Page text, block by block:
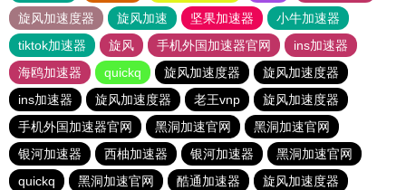
旋风加速度器
旋风加速 坚果加速器
小牛加速器
tiktok加速器
旋风 手机外国加速器官网
ins加速器
海鸥加速器
quickq 旋风加速度器
旋风加速度器
ins加速器
旋风加速度器 老王vnp
旋风加速度器
手机外国加速器官网
黑洞加速官网
黑洞加速官网
银河加速器
西柚加速器 银河加速器
黑洞加速官网
quickq
黑洞加速官网 酷通加速器 旋风加速度器